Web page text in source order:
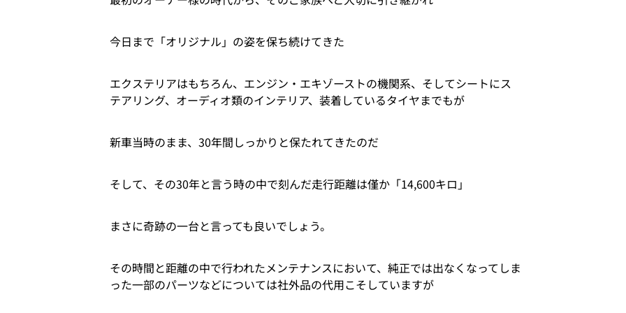
今日まで「オリジナル」の姿を保ち続けてきた
エクステリアはもちろん、エンジン・エキゾーストの機関系、そしてシートにス
テアリング、オーディオ類のインテリア、装着しているタイヤまでもが
新車当時のまま、30年間しっかりと保たれてきたのだ
そして、その30年と言う時の中で刻んだ走行距離は僅か「14,600キロ」
まさに奇跡の一台と言っても良いでしょう。
その時間と距離の中で行われたメンテナンスにおいて、純正では出なくなってしま
った一部のパーツなどについては社外品の代用こそしていますが